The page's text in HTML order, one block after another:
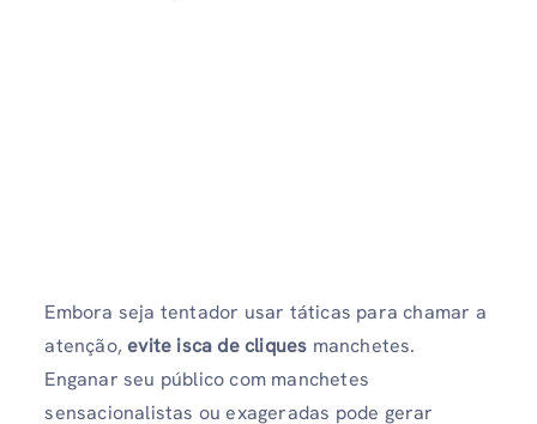
Embora seja tentador usar táticas para chamar a
atenção,evite isca de cliques manchetes.
Enganar seu público com manchetes
sensacionalistas ou exageradas pode gerar